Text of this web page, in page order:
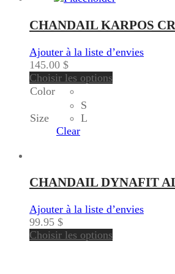
CHANDAIL KARPOS
Ajouter à la liste d’envies
145.00 $
Choisir les options
Color
Size
S
L
Clear
CHANDAIL DYNAFIT
Ajouter à la liste d’envies
99.95 $
Choisir les options